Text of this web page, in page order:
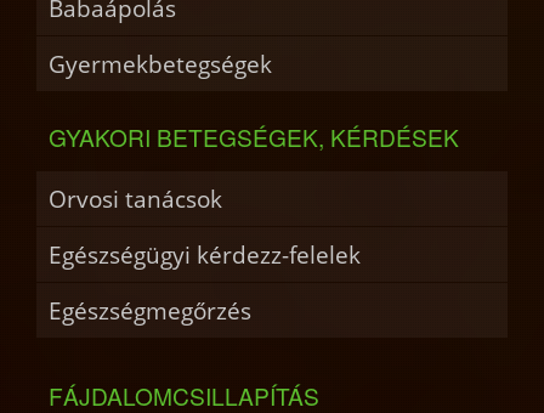
Babaápolás
Gyermekbetegségek
GYAKORI BETEGSÉGEK, KÉRDÉSEK
Orvosi tanácsok
Egészségügyi kérdezz-felelek
Egészségmegőrzés
FÁJDALOMCSILLAPÍTÁS